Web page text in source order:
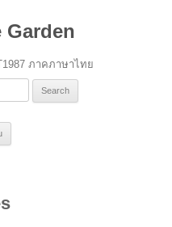
Garden
ภาคภาษาไทย